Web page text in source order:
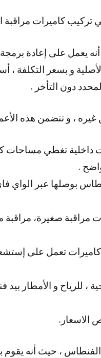
تركيب كاميرات
يعمل على إعادة
و بسعر التكلفة ،
دون التأخر .
، و تتضمن هذه
داخلية تغطي مساحات
بوصلها عبر الواي
مراقبة صغيرة،
تعمل على
، للرياح و الأمطار
الاسعار.
، حيث أنه يقوم